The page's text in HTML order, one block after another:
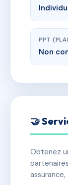
PPT
Non
🤝
Obtenez